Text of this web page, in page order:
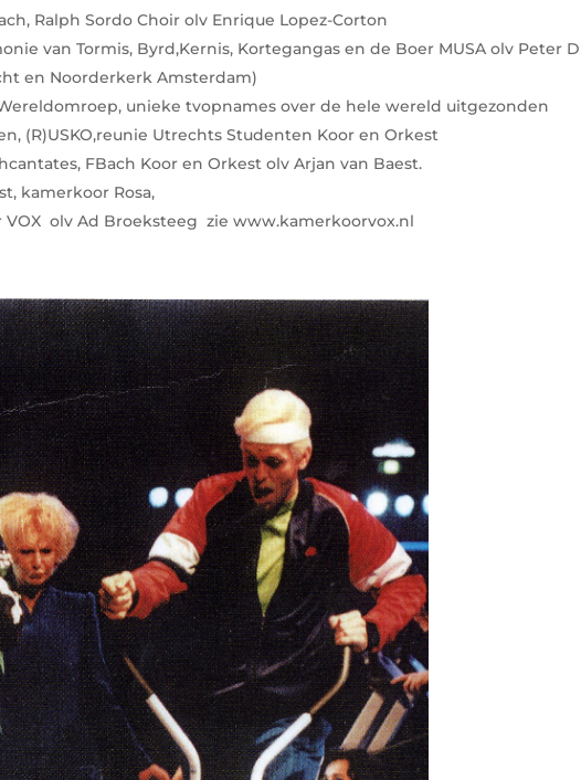
Ralph Sordo Choir olv Enrique Lopez-Corton
van Tormis, Byrd,Kernis, Kortegangas en de Boer MUSA olv Peter
en Noorderkerk Amsterdam)
unieke tvopnames over de hele wereld uitgezonden
(R)USKO,reunie Utrechts Studenten Koor en Orkest
FBach Koor en Orkest olv Arjan van Baest.
kamerkoor Rosa,
VOX olv Ad Broeksteeg zie www.kamerkoorvox.nl